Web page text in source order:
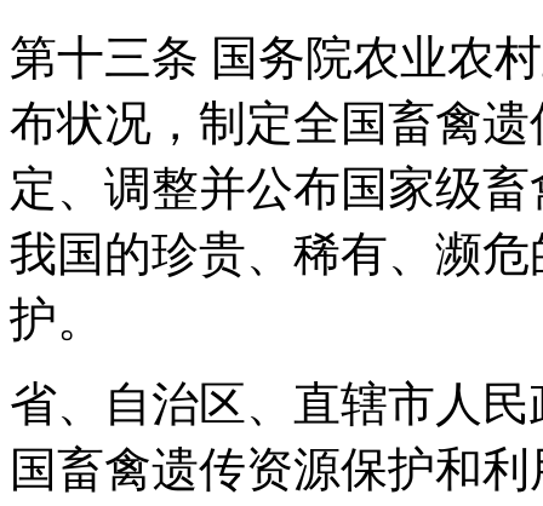
第十三条 国务院农业农
布状况，制定全国畜禽
定、调整并公布国家级
我国的珍贵、稀有、濒
护。
省、自治区、直辖市人
国畜禽遗传资源保护和